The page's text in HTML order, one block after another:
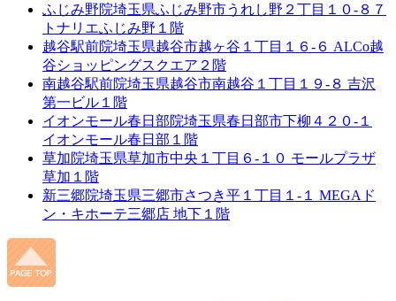
ふじみ野院埼玉県ふじみ野市うれし野２丁目１０-８７
トナリエふじみ野１階
越谷駅前院埼玉県越谷市越ヶ谷１丁目１６-６ ALCo越
谷ショッピングスクエア２階
南越谷駅前院埼玉県越谷市南越谷１丁目１９-８ 吉沢
第一ビル１階
イオンモール春日部院埼玉県春日部市下柳４２０-１
イオンモール春日部１階
草加院埼玉県草加市中央１丁目６-１０ モールプラザ
草加１階
新三郷院埼玉県三郷市さつき平１丁目１-１ MEGAド
ン・キホーテ三郷店 地下１階